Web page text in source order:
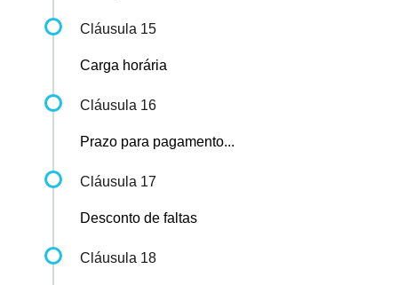
Cláusula 15
Carga horária
Cláusula 16
Prazo para pagamento...
Cláusula 17
Desconto de faltas
Cláusula 18